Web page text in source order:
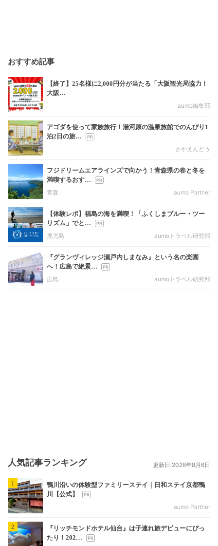
おすすめ記事
【終了】25名様に2,000円分が当たる「大阪観光局協力！
大阪…
aumo編集部
アゴダを使って家族旅行！湯河原の温泉旅館でのんびり1
泊2日の旅…
さやえんどう
フジドリームエアラインズで向かう！青森県の春と冬を
満喫するおす…
青森
aumo Partner
【体験レポ】福島の海を満喫！「ふくしまブルー・ツー
リズム」でと…
鹿児島
aumoトラベル研究部
『グランヴィレッジ瀬戸内しまなみ』という名の楽園
へ！広島で絶景…
広島
aumoトラベル研究部
人気記事ランキング 更新日:2026年8月6日
1
鴨川沿いの体験型ファミリーステイ｜日和ステイ京都鴨
川【公式】
aumo Partner
2
『リッチモンドホテル仙台』は子連れ旅デビューにぴっ
たり！202…